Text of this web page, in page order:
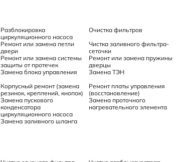
Разблокировка
циркуляционного насоса
Очистка фильтров
Ремонт или замена петли
двери
Чистка заливного фильтра-
сеточки
Ремонт или замена системы
защиты от протечек
Ремонт или замена пружины
дверцы
Замена блока управления
Замена ТЭН
Корпусный ремонт (замена
резинок, креплений, кнопок)
Ремонт платы управления
(восстановление)
Замена пускового
конденсатора
циркуляционного насоса
Замена проточного
нагревательного элемента
Замена заливного шланга